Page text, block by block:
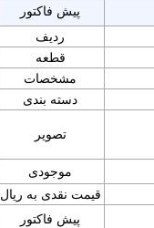
پیش فاکتور
ردیف
قطعه
مشخصات
دسته بندی
تصویر
موجودی
قیمت نقدی به ریال
پیش فاکتور